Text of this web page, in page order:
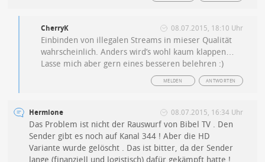
CherryK 08.07.2015, 18:10 Uhr
Einbinden von illegalen Streams in mieser Qualität
wahrscheinlich. Anders wird’s wohl kaum klappen…
Lasse mich aber gern eines besseren belehren :)
ANTWORTEN
MELDEN
Hermione 08.07.2015, 16:34 Uhr
Das Problem ist nicht der Rauswurf von Bibel TV . Den
Sender gibt es noch auf Kanal 344 ! Aber die HD
Variante wurde gelöscht . Das ist bitter, da der Sender
lange (finanziell und logistisch) dafür gekämpft hatte !